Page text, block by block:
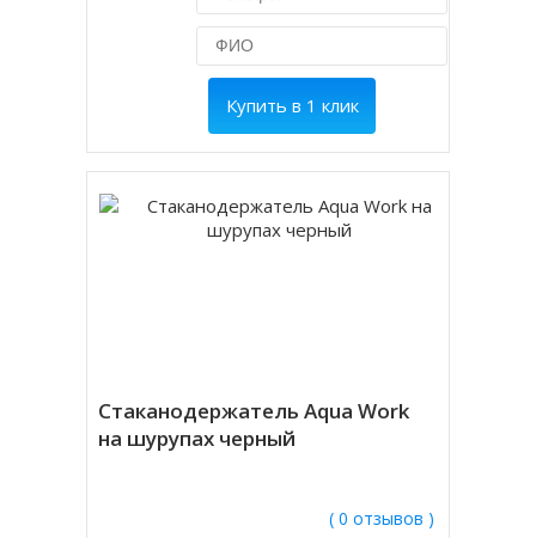
Купить в 1 клик
Стаканодержатель Aqua Work
на шурупах черный
( 0 отзывов )